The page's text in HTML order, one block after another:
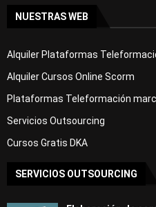
NUESTRAS WEB
Alquiler Plataformas
Alquiler Cursos Online Scorm
Plataformas Teleformación
Servicios Outsourcing
Cursos Gratis DKA
SERVICIOS OUTSOURCING